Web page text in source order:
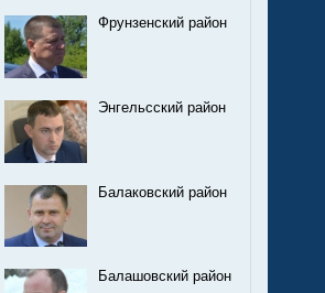
Фрунзенский район
Энгельсский район
Балаковский район
Балашовский район